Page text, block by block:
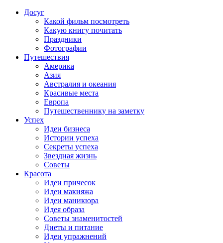
Досуг
Какой фильм посмотреть
Какую книгу почитать
Праздники
Фотографии
Путешествия
Америка
Азия
Австралия и океания
Красивые места
Европа
Путешественнику на заметку
Успех
Идеи бизнеса
Истории успеха
Секреты успеха
Звездная жизнь
Советы
Красота
Идеи причесок
Идеи макияжа
Идеи маникюра
Идея образа
Советы знаменитостей
Диеты и питание
Идеи упражнений